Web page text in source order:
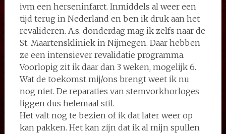
ivm een herseninfarct. Inmiddels al weer een
tijd terug in Nederland en ben ik druk aan het
revalideren. A.s. donderdag mag ik zelfs naar de
St. Maartenskliniek in Nijmegen. Daar hebben
ze een intensiever revalidatie programma.
Voorlopig zit ik daar dan 3 weken, mogelijk 6.
Wat de toekomst mij/ons brengt weet ik nu
nog niet. De reparaties van stemvorkhorloges
liggen dus helemaal stil.
Het valt nog te bezien of ik dat later weer op
kan pakken. Het kan zijn dat ik al mijn spullen